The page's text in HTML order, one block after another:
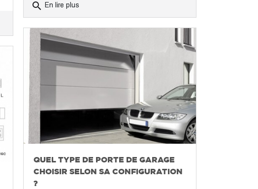
search En lire plus
QUEL TYPE DE PORTE DE GARAGE
CHOISIR SELON SA CONFIGURATION
?